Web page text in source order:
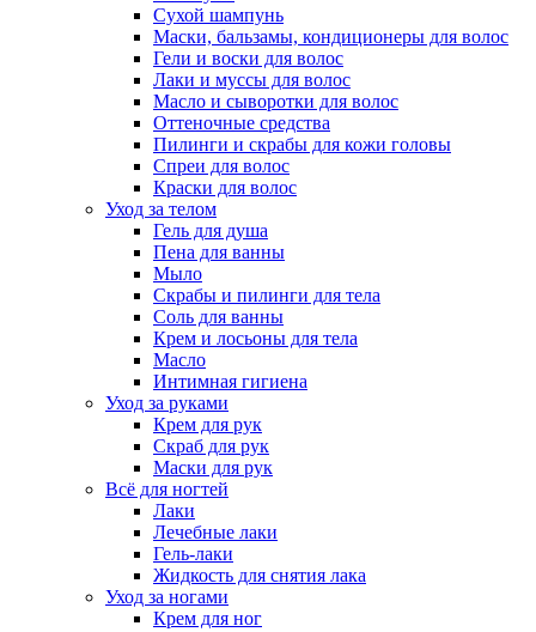
Сухой шампунь
Маски, бальзамы, кондиционеры для волос
Гели и воски для волос
Лаки и муссы для волос
Масло и сыворотки для волос
Оттеночные средства
Пилинги и скрабы для кожи головы
Спреи для волос
Краски для волос
Уход за телом
Гель для душа
Пена для ванны
Мыло
Скрабы и пилинги для тела
Соль для ванны
Крем и лосьоны для тела
Масло
Интимная гигиена
Уход за руками
Крем для рук
Скраб для рук
Маски для рук
Всё для ногтей
Лаки
Лечебные лаки
Гель-лаки
Жидкость для снятия лака
Уход за ногами
Крем для ног